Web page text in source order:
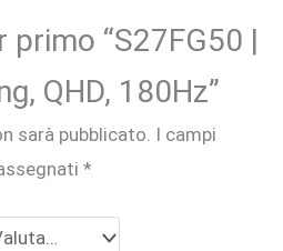
primo “S27FG50 |
QHD, 180Hz”
sarà pubblicato. I campi
*